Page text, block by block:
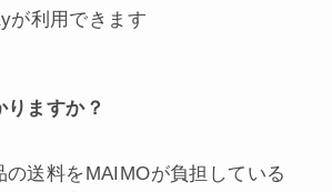
が利用できます
りますか？
の送料をMAIMOが負担している